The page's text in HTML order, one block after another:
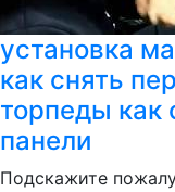
установка
как снять
торпеды как
панели
Подскажите